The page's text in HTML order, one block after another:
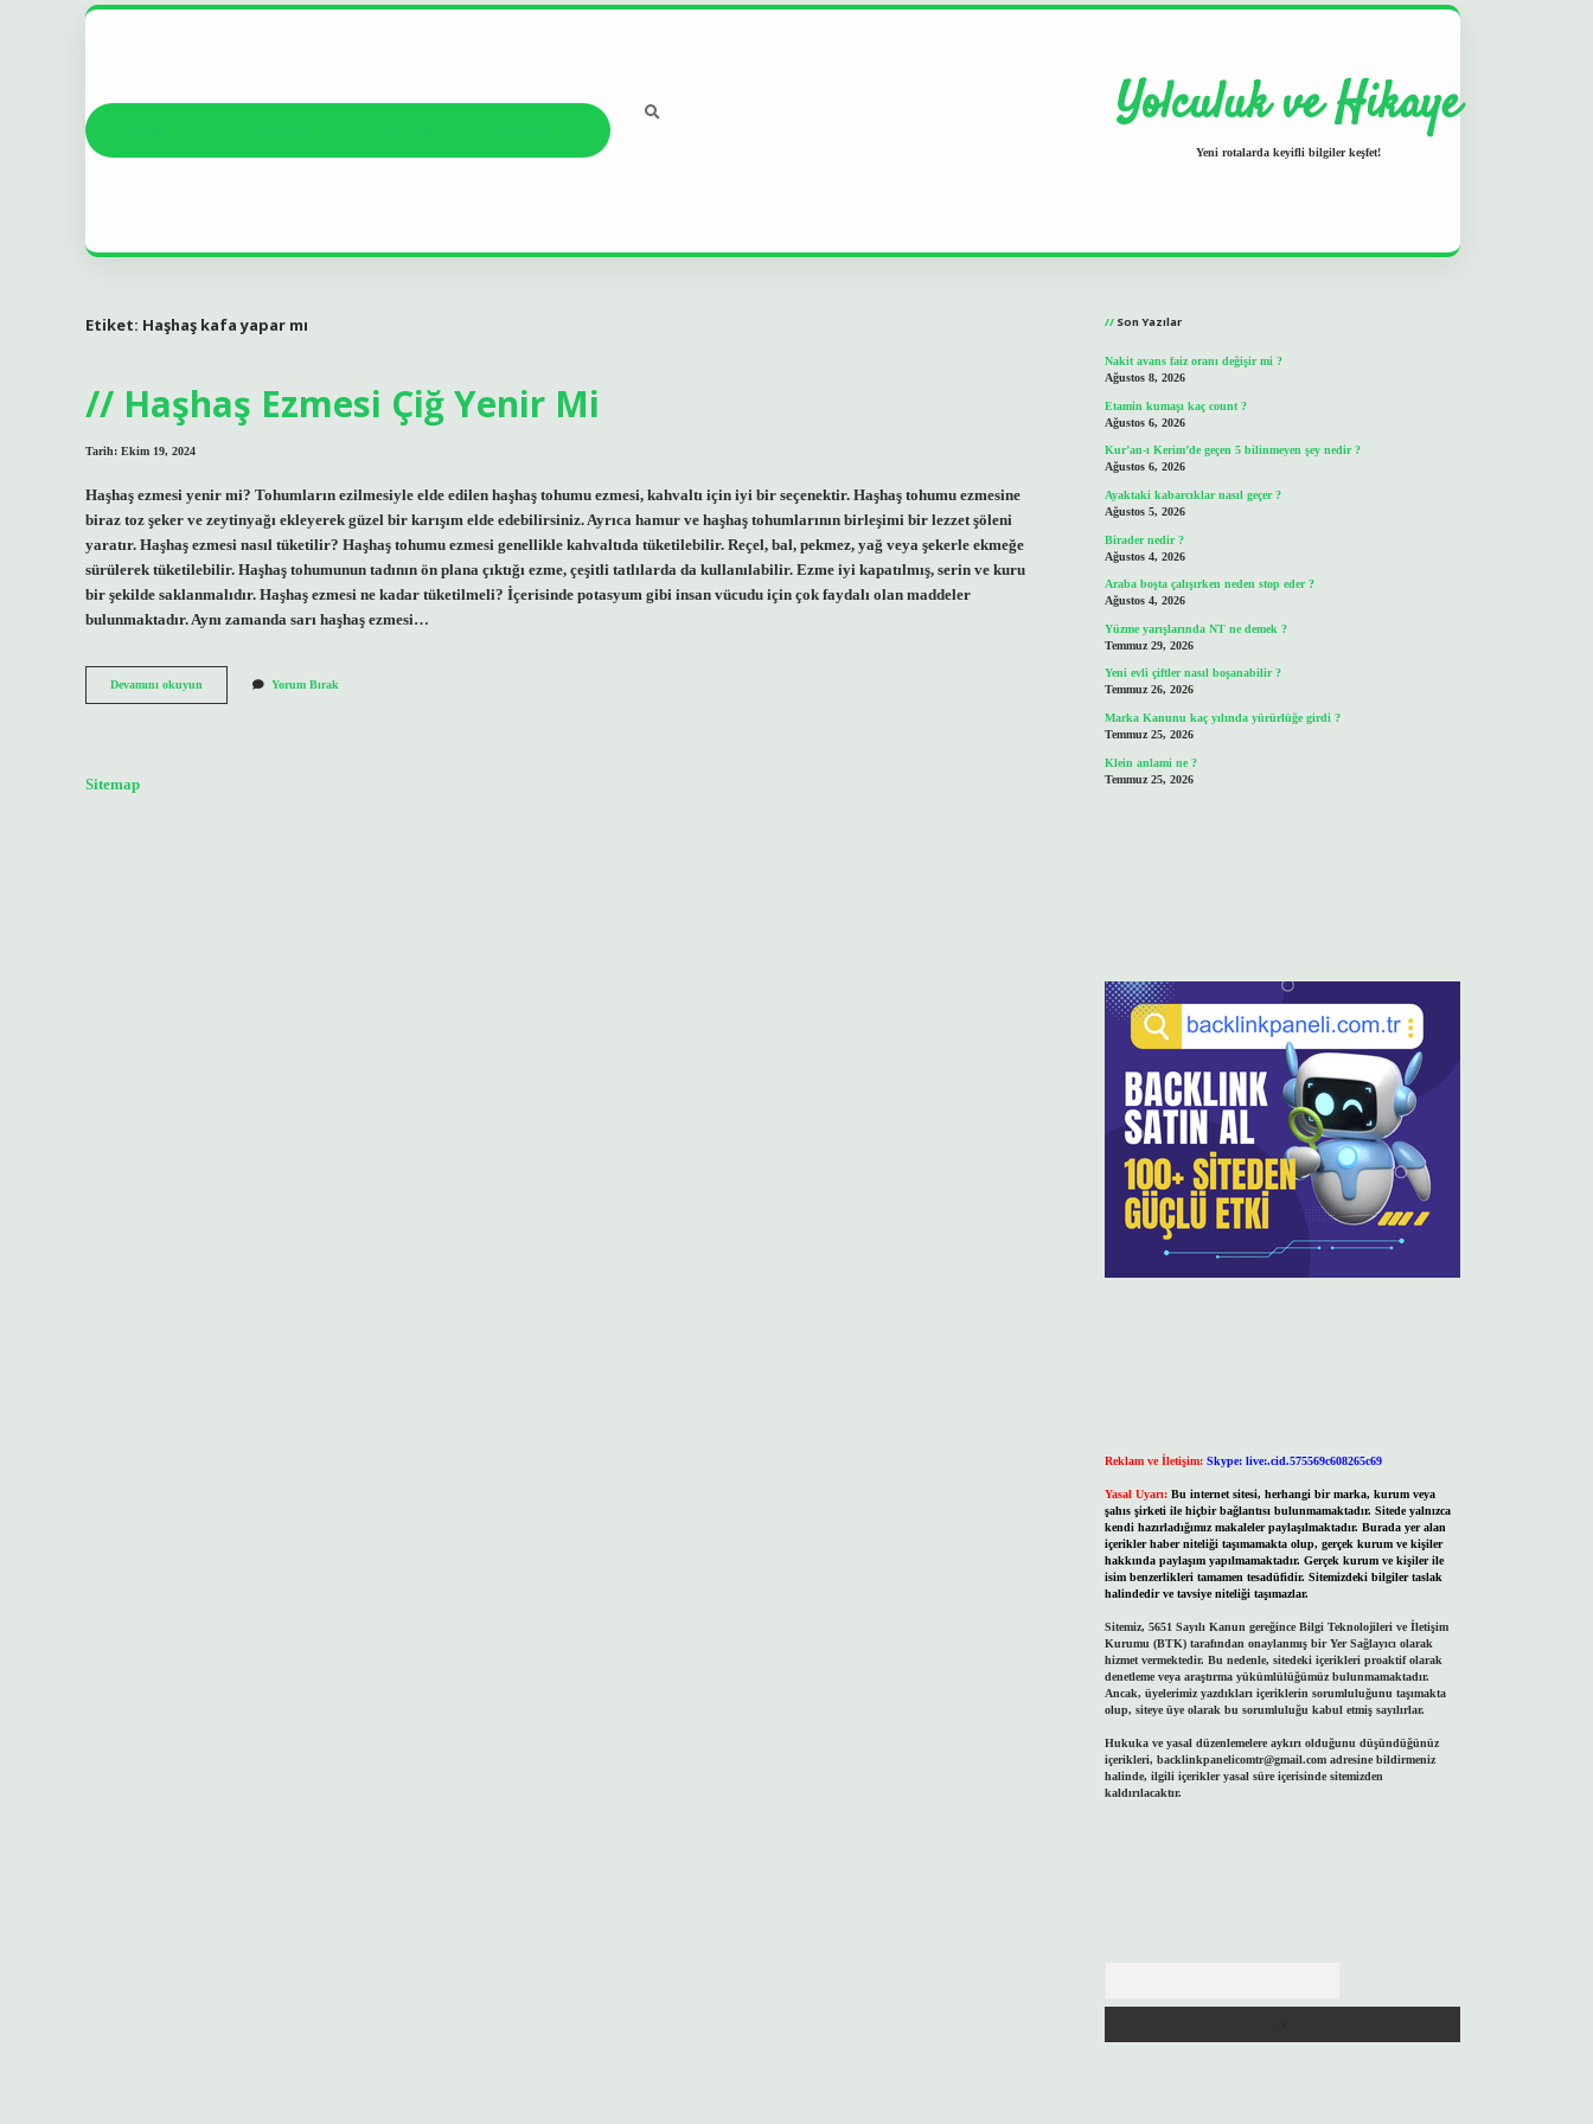
Yolculuk ve Hikaye
Yeni rotalarda keyifli bilgiler keşfet!
Etiket: Haşhaş kafa yapar mı
Haşhaş Ezmesi Çiğ Yenir Mi
Tarih: Ekim 19, 2024
Haşhaş ezmesi yenir mi? Tohumların ezilmesiyle elde edilen haşhaş tohumu ezmesi, kahvaltı için iyi bir seçenektir. Haşhaş tohumu ezmesine
biraz toz şeker ve zeytinyağı ekleyerek güzel bir karışım elde edebilirsiniz. Ayrıca hamur ve haşhaş tohumlarının birleşimi bir lezzet şöleni
yaratır. Haşhaş ezmesi nasıl tüketilir? Haşhaş tohumu ezmesi genellikle kahvaltıda tüketilebilir. Reçel, bal, pekmez, yağ veya şekerle ekmeğe
sürülerek tüketilebilir. Haşhaş tohumunun tadının ön plana çıktığı ezme, çeşitli tatlılarda da kullanılabilir. Ezme iyi kapatılmış, serin ve kuru
bir şekilde saklanmalıdır. Haşhaş ezmesi ne kadar tüketilmeli? İçerisinde potasyum gibi insan vücudu için çok faydalı olan maddeler
bulunmaktadır. Aynı zamanda sarı haşhaş ezmesi…
Devamını okuyun
Ezmesi
Yorum Bırak
Sitemap
Son Yazılar
Nakit avans faiz oranı değişir mi ?
Ağustos 8, 2026
Etamin kumaşı kaç count ?
Ağustos 6, 2026
Kur’an-ı Kerim’de geçen 5 bilinmeyen şey nedir ?
Ağustos 6, 2026
Ayaktaki kabarcıklar nasıl geçer ?
Ağustos 5, 2026
Birader nedir ?
Ağustos 4, 2026
Araba boşta çalışırken neden stop eder ?
Ağustos 4, 2026
Yüzme yarışlarında NT ne demek ?
Temmuz 29, 2026
Yeni evli çiftler nasıl boşanabilir ?
Temmuz 26, 2026
Marka Kanunu kaç yılında yürürlüğe girdi ?
Temmuz 25, 2026
Klein anlami ne ?
Temmuz 25, 2026
Reklam ve İletişim: Skype: live:.cid.575569c608265c69
Yasal Uyarı: Bu internet sitesi, herhangi bir marka, kurum veya
şahıs şirketi ile hiçbir bağlantısı bulunmamaktadır. Sitede yalnızca
kendi hazırladığımız makaleler paylaşılmaktadır. Burada yer alan
içerikler haber niteliği taşımamakta olup, gerçek kurum ve kişiler
hakkında paylaşım yapılmamaktadır. Gerçek kurum ve kişiler ile
isim benzerlikleri tamamen tesadüfidir. Sitemizdeki bilgiler taslak
halindedir ve tavsiye niteliği taşımazlar.
Sitemiz, 5651 Sayılı Kanun gereğince Bilgi Teknolojileri ve İletişim
Kurumu (BTK) tarafından onaylanmış bir Yer Sağlayıcı olarak
hizmet vermektedir. Bu nedenle, sitedeki içerikleri proaktif olarak
denetleme veya araştırma yükümlülüğümüz bulunmamaktadır.
Ancak, üyelerimiz yazdıkları içeriklerin sorumluluğunu taşımakta
olup, siteye üye olarak bu sorumluluğu kabul etmiş sayılırlar.
Hukuka ve yasal düzenlemelere aykırı olduğunu düşündüğünüz
içerikleri, backlinkpanelicomtr@gmail.comadresine bildirmeniz
halinde, ilgili içerikler yasal süre içerisinde sitemizden
kaldırılacaktır.